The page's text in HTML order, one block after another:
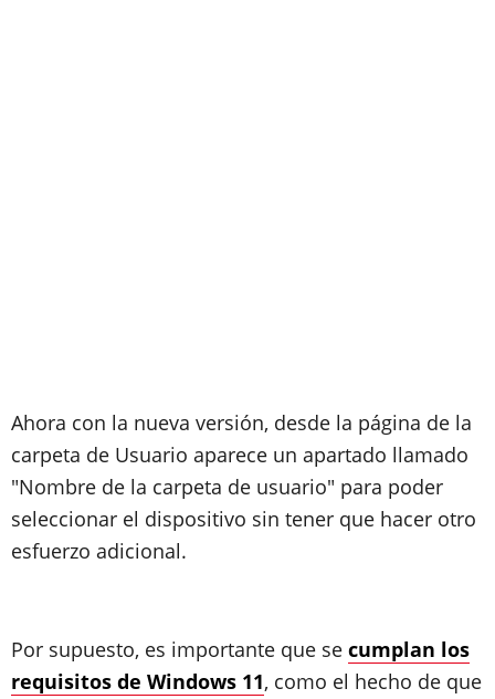
Ahora con la nueva versión, desde la página de la
carpeta de Usuario aparece un apartado llamado
"Nombre de la carpeta de usuario" para poder
seleccionar el dispositivo sin tener que hacer otro
esfuerzo adicional.
Por supuesto, es importante que se cumplan los
requisitos de Windows 11, como el hecho de que